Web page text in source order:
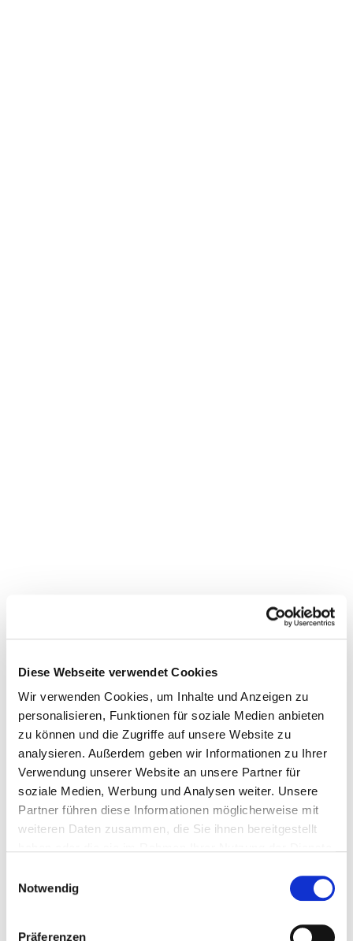
Diese Webseite verwendet Cookies
Wir verwenden Cookies, um Inhalte und Anzeigen zu
personalisieren, Funktionen für soziale Medien anbieten
zu können und die Zugriffe auf unsere Website zu
analysieren. Außerdem geben wir Informationen zu Ihrer
Verwendung unserer Website an unsere Partner für
soziale Medien, Werbung und Analysen weiter. Unsere
Partner führen diese Informationen möglicherweise mit
weiteren Daten zusammen, die Sie ihnen bereitgestellt
Notwendig
Präferenzen